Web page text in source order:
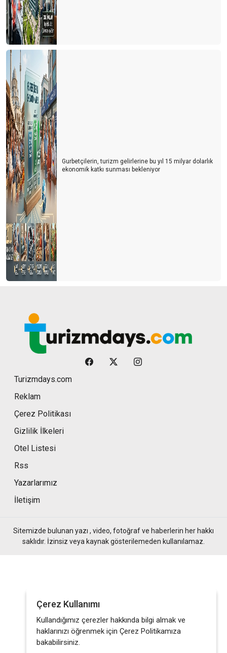
Gurbetçilerin, turizm gelirlerine bu yıl 15 milyar dolarlık
ekonomik katkı sunması bekleniyor
Turizmdays.com
Reklam
Çerez Politikası
Gizlilik İlkeleri
Otel Listesi
Rss
Yazarlarımız
İletişim
Sitemizde bulunan yazı , video, fotoğraf ve haberlerin her hakkı
saklıdır. İzinsiz veya kaynak gösterilemeden kullanılamaz.
Çerez Kullanımı
Kullandığımız çerezler hakkında bilgi almak ve
haklarınızı öğrenmek için Çerez Politikamıza
bakabilirsiniz.